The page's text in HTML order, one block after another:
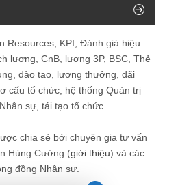
Resources, KPI, Đánh giá hiệu
lương, CnB, lương 3P, BSC, Thẻ
đào tạo, lương thưởng, đãi
cấu tổ chức, hệ thống Quản trị
sự, tái tạo tổ chức
chia sẻ bởi chuyên gia tư vấn
Hùng Cường (giới thiệu) và các
đồng Nhân sự.